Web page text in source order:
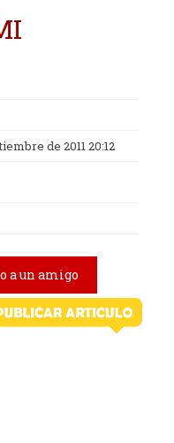
de 2011 20:12
a un amigo